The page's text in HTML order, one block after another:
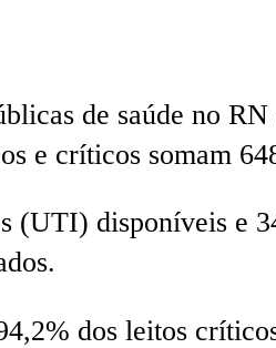
de saúde no
e críticos somam
disponíveis e
dos leitos